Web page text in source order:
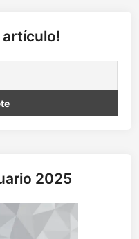
artículo!
2025